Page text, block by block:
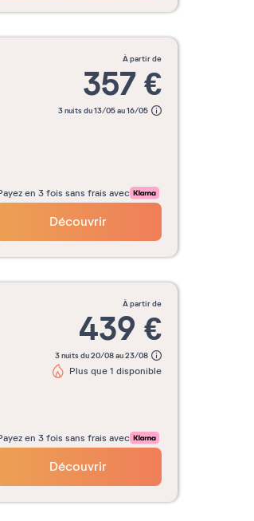
à partir de
357€
3 nuits du 13/05 au 16/05
en 3 fois sans frais avec
Découvrir
à partir de
439 €
3 nuits du 20/08 au 23/08
Plus que 1 disponible
en 3 fois sans frais avec
Découvrir